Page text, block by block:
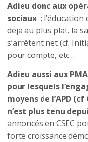
Adieu donc aux
sociaux :
déjà au plus plat, la
s’arrêtent net (cf.
pour compte, etc…
Adieu aussi aux
pour lesquels
moyens de l’APD (cf
n’est plus tenu
annoncés en CSEC
forte croissance